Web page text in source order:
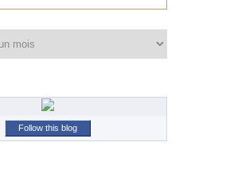
Follow this blog